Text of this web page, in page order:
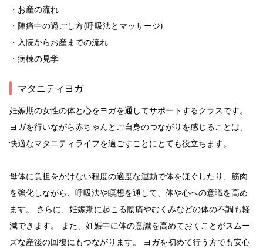
・お産の流れ
・陣痛中の過ごし方(呼吸法とマッサージ)
・入院からお産までの流れ
・病棟の見学
マタニティヨガ
妊娠期の女性の体と心をヨガを通してサポートするクラスです。
ヨガを行いながら赤ちゃんとご自身のつながりを感じることは、
快適なマタニティライフを過ごすことにとても役立ちます。
母体に負担をかけない程度の適度な運動で体をほぐしたり、筋肉
を強化しながら、呼吸法や瞑想を通して、体や心への意識を高め
ます。 さらに、妊娠期に起こる腰痛やむくみなどの体の不調も軽
減できます。 また、妊娠中に体の意識を高めておくことがスムー
ズな産後の回復にもつながります。 ヨガを初めて行う方でも安心